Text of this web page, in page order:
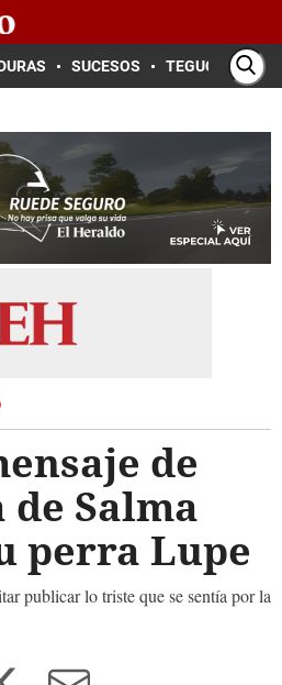
SUCESOS TEGUCIGALPA
de
de Salma
perra Lupe
publicar lo triste que se sentía por la